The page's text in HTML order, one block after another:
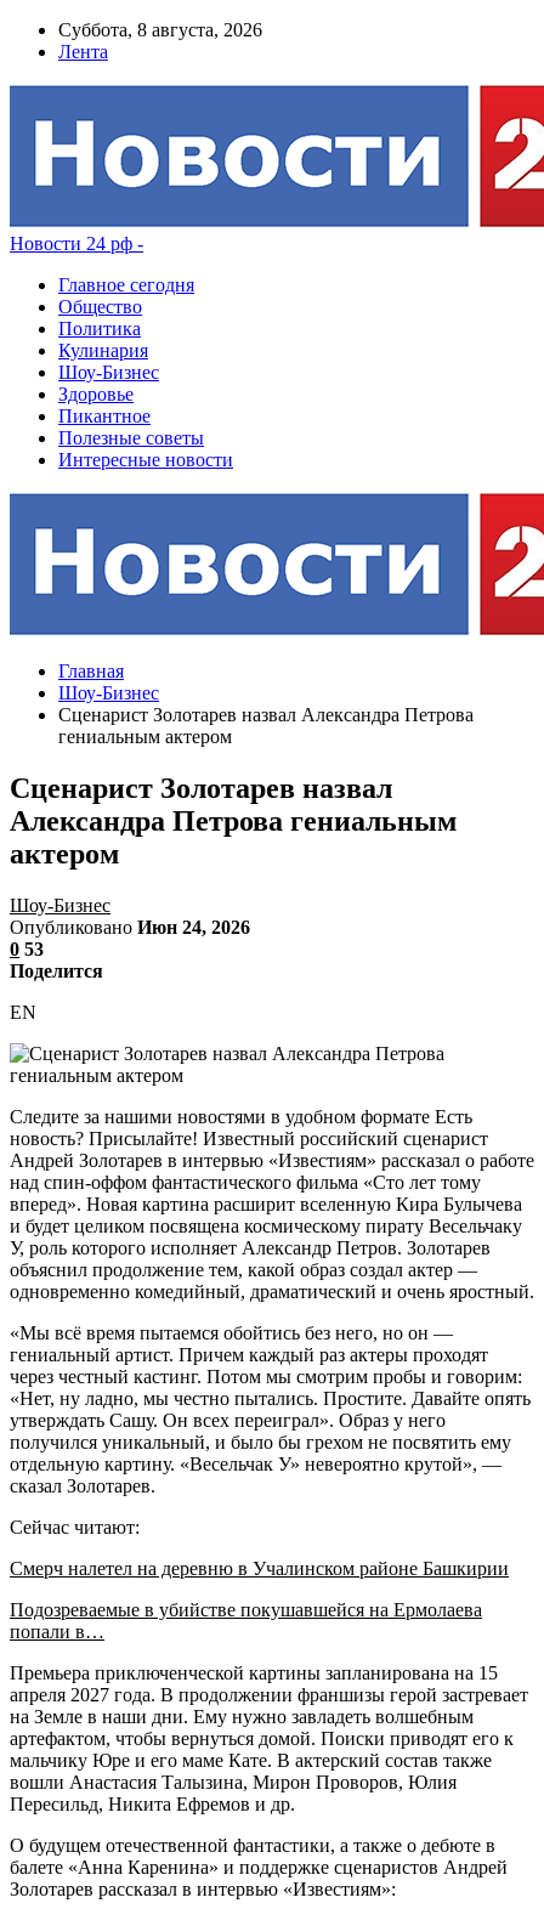
Суббота, 8 августа, 2026
Лента
Новости 24 рф -
Главное сегодня
Общество
Политика
Кулинария
Шоу-Бизнес
Здоровье
Пикантное
Полезные советы
Интересные новости
Главная
Шоу-Бизнес
Сценарист Золотарев назвал Александра Петрова
гениальным актером
Сценарист Золотарев назвал
Александра Петрова гениальным
актером
Шоу-Бизнес
Опубликовано Июн 24, 2026
0 53
Поделится
EN
Следите за нашими новостями в удобном формате Есть
новость? Присылайте! Известный российский сценарист
Андрей Золотарев в интервью «Известиям» рассказал о работе
над спин-оффом фантастического фильма «Сто лет тому
вперед». Новая картина расширит вселенную Кира Булычева
и будет целиком посвящена космическому пирату Весельчаку
У, роль которого исполняет Александр Петров. Золотарев
объяснил продолжение тем, какой образ создал актер —
одновременно комедийный, драматический и очень яростный.
«Мы всё время пытаемся обойтись без него, но он —
гениальный артист. Причем каждый раз актеры проходят
через честный кастинг. Потом мы смотрим пробы и говорим:
«Нет, ну ладно, мы честно пытались. Простите. Давайте опять
утверждать Сашу. Он всех переиграл». Образ у него
получился уникальный, и было бы грехом не посвятить ему
отдельную картину. «Весельчак У» невероятно крутой», —
сказал Золотарев.
Сейчас читают:
Смерч налетел на деревню в Учалинском районе Башкирии
Подозреваемые в убийстве покушавшейся на Ермолаева
попали в…
Премьера приключенческой картины запланирована на 15
апреля 2027 года. В продолжении франшизы герой застревает
на Земле в наши дни. Ему нужно завладеть волшебным
артефактом, чтобы вернуться домой. Поиски приводят его к
мальчику Юре и его маме Кате. В актерский состав также
вошли Анастасия Талызина, Мирон Проворов, Юлия
Пересильд, Никита Ефремов и др.
О будущем отечественной фантастики, а также о дебюте в
балете «Анна Каренина» и поддержке сценаристов Андрей
Золотарев рассказал в интервью «Известиям»: